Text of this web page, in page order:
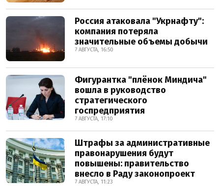
Россия атаковала "Укрнафту":
компания потеряла
значительные объемы добычи
7 АВГУСТА, 16:50
Фигурантка "плёнок Миндича"
вошла в руководство
стратегического
госпредприятия
7 АВГУСТА, 17:10
Штрафы за административные
правонарушения будут
повышены: правительство
внесло в Раду законопроект
7 АВГУСТА, 11:23